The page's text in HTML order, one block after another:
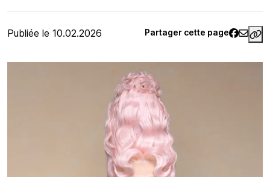
Article rédigé
Publiée le 10.02.2026 Partager cette page